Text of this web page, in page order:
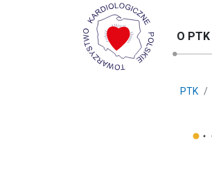
O PTK
PTK